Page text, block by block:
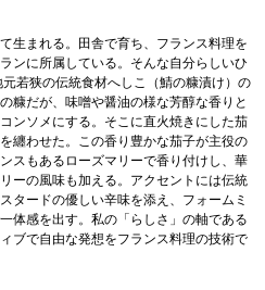
生まれる。田舎で育ち、フランス料理を
ンに所属している。そんな自分らしいひ
若狭の伝統食材へしこ（鯖の糠漬け）の
糠だが、味噌や醤油の様な芳醇な香りと
ンソメにする。そこに直火焼きにした茄
纏わせた。この香り豊かな茄子が主役の
スもあるローズマリーで香り付けし、華
ーの風味も加える。アクセントには伝統
タードの優しい辛味を添え、フォームミ
体感を出す。私の「らしさ」の軸である
ブで自由な発想をフランス料理の技術で